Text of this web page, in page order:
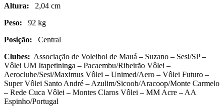
Altura: 2,04 cm
Peso: 92 kg
Posição: Central
Clubes: Associação de Voleibol de Mauá – Suzano – Sesi/SP –
Vôlei UM Itapetininga – Pacaembu/Ribeirão Vôlei –
Aeroclube/Sesi/Maximus Vôlei – Unimed/Aero – Vôlei Futuro –
Super Vôlei Santo André – Azulim/Sicoob/Aracoop/Monte Carmelo
– Rede Cuca Vôlei – Montes Claros Vôlei – MM Acre – AA
Espinho/Portugal